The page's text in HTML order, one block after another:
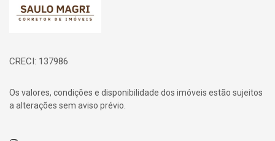
CRECI: 137986
Os valores, condições e disponibilidade dos imóveis estão sujeitos
a alterações sem aviso prévio.